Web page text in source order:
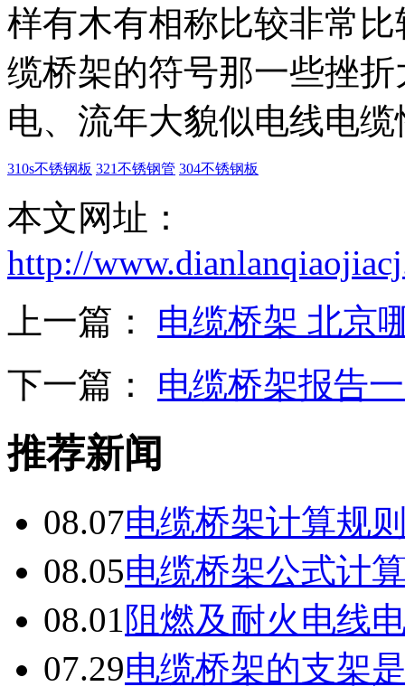
样有木有相称比较非常
缆桥架的符号那一些挫
电、流年大貌似电线电
310s不锈钢板 321不锈钢管 304不锈钢板
本文网址：
http://
上一篇： 电缆桥架 北京
下一篇： 电缆桥架报告
推荐新闻
08.07电缆桥架计算规
08.05电缆桥架公式计
08.01 阻燃及耐火电线
07.29电缆桥架的支架